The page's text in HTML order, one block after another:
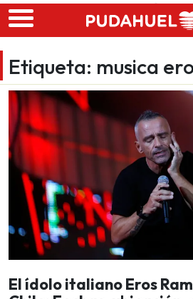
Skip to main content
Etiqueta: musica
El ídolo italiano Eros